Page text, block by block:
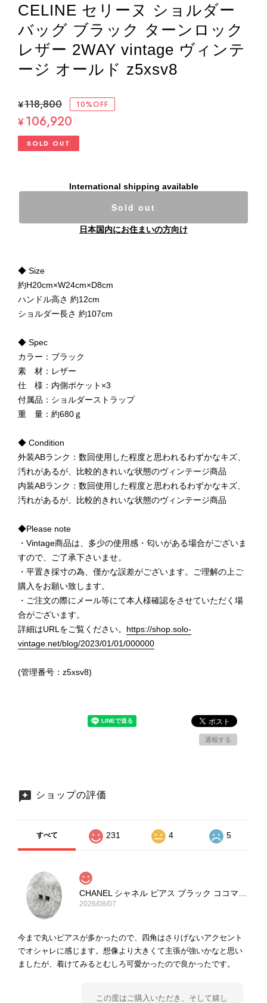
CELINE セリーヌ ショルダー
バッグ ブラック ターンロック
レザー 2WAY vintage ヴィンテ
ージ オールド z5xsv8
¥118,800 10%OFF
¥106,920
SOLD OUT
International shipping available
Sold out
日本国内にお住まいの方向け
◆ Size
約H20cm×W24cm×D8cm
ハンドル高さ 約12cm
ショルダー長さ 約107cm
◆ Spec
カラー：ブラック
素 材：レザー
仕 様：内側ポケット×3
付属品：ショルダーストラップ
重 量：約680ｇ
◆ Condition
外装ABランク：数回使用した程度と思われるわずかなキズ、
汚れがあるが、比較的きれいな状態のヴィンテージ商品
内装ABランク：数回使用した程度と思われるわずかなキズ、
汚れがあるが、比較的きれいな状態のヴィンテージ商品
◆Please note
・Vintage商品は、多少の使用感・匂いがある場合がございま
すので、ご了承下さいませ。
・平置き採寸の為、僅かな誤差がございます。ご理解の上ご
購入をお願い致します。
・ご注文の際にメール等にて本人様確認をさせていただく場
合がございます。
詳細はURLをご覧ください。 https://shop.solo-
vintage.net/blog/2023/01/01/000000
(管理番号：z5xsv8)
通報する
ショップの評価
すべて 231 4 5
2026/08/07
今まで丸いピアスが多かったので、四角はさりげないアクセント
でオシャレに感じます。想像より大きくて主張が強いかなと思い
ましたが、着けてみるとむしろ可愛かったので良かったです。
この度はご購入いただき、そして嬉し